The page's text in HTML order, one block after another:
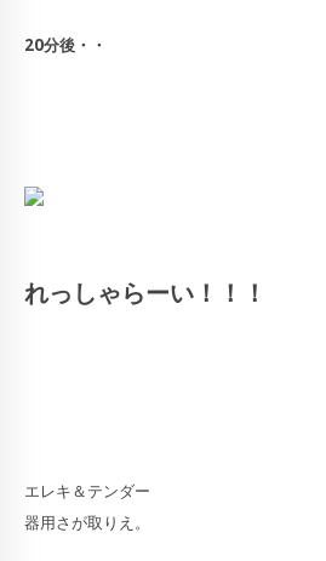
20分後・・
れっしゃらーい！！！
エレキ＆テンダー
器用さが取りえ。